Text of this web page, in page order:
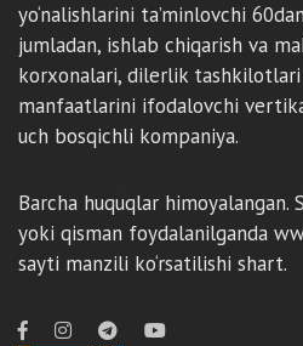
yo‘nalishlarini ta’minlovchi
jumladan, ishlab chiqarish va
korxonalari, dilerlik tashkilotlari
manfaatlarini ifodalovchi
uch bosqichli kompaniya.
Barcha huquqlar himoyalangan.
yoki qisman foydalanilganda
sayti manzili ko‘rsatilishi shart.